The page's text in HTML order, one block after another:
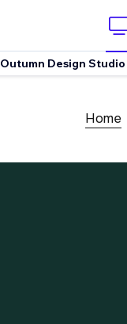
Outumn Design Studio